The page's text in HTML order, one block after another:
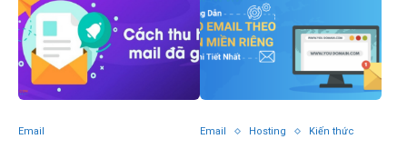
Email Email Hosting Kiến thức